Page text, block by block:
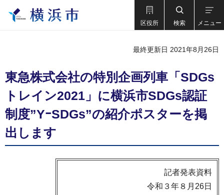
区役所 検索 メニュー
最終更新日 2021年8月26日
東急株式会社の特別企画列車「SDGs
トレイン2021」に横浜市SDGs認証
制度”YｰSDGs”の紹介ポスターを掲
出します
記者発表資料
令和３年８月26日